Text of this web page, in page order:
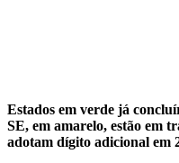
Estados em verde já
SE, em amarelo, estão em
adotam dígito adicional em